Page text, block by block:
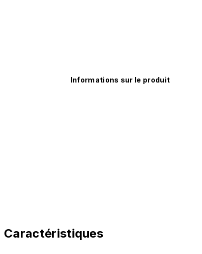
Informations sur le produit
Caractéristiques